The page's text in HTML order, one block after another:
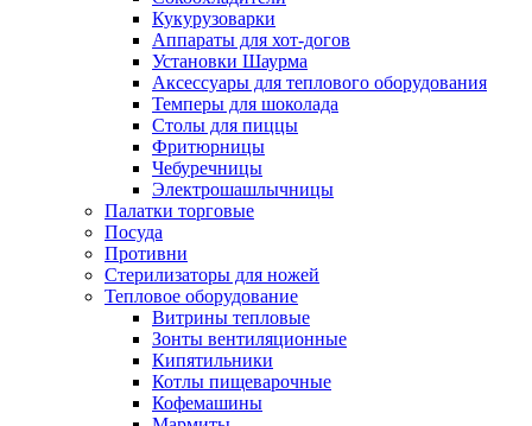
Кукурузоварки
Аппараты для хот-догов
Установки Шаурма
Аксессуары для теплового оборудования
Темперы для шоколада
Столы для пиццы
Фритюрницы
Чебуречницы
Электрошашлычницы
Палатки торговые
Посуда
Противни
Стерилизаторы для ножей
Тепловое оборудование
Витрины тепловые
Зонты вентиляционные
Кипятильники
Котлы пищеварочные
Кофемашины